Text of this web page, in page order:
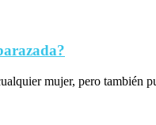
mujer, pero también